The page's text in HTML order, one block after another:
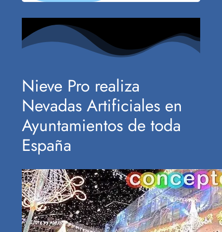
Nieve Pro realiza
Nevadas Artificiales en
Ayuntamientos de toda
España